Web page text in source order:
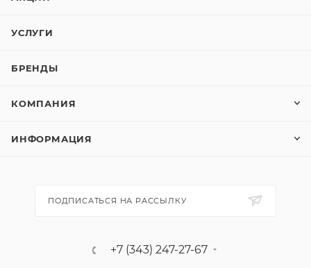
УСЛУГИ
БРЕНДЫ
КОМПАНИЯ
ИНФОРМАЦИЯ
ПОДПИСАТЬСЯ НА РАССЫЛКУ
+7 (343) 247-27-67